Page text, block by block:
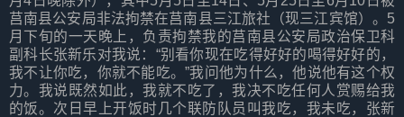
莒南县公安局非法拘禁在莒南县三江旅社（现三江宾馆）。5
月下旬的一天晚上，负责拘禁我的莒南县公安局政治保卫科
副科长张新乐对我说：“别看你现在吃得好好的喝得好好的，
我不让你吃，你就不能吃。”我问他为什么，他说他有这个权
力。我说既然如此，我就不吃了，我决不吃任何人赏赐给我
的饭。次日早上开饭时几个联防队员叫我吃，我未吃，张新